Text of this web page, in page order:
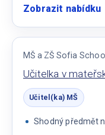
Zobrazit nabídku:
MŠ a ZŠ Sofia
Učitelka v
Učitel(ka) MŠ
Shodný předmět